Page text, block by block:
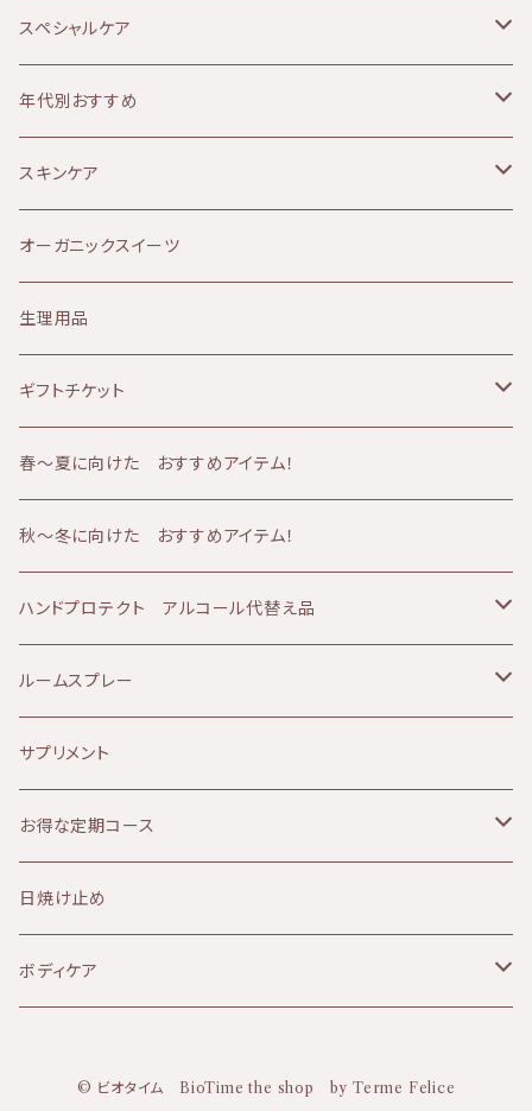
Soluna（ソルーナ）
MOON PEACH（ムーンピーチ）
アルガンオイル
Provida（プロヴィダ）
華布
山燕庵
AMBESSA & CO（アンベッサアンドコー）
yuica（ユイカ）
sisiFILLE （シシフィーユ）
Aroma France（アロマフランス）
HEMP FOREST（ヘンプフォレスト）
le sens (ルサンス）
NATURALCOSMO(ナチュラルコスモ）
HERBIVORE(ハービボア）
乾燥肌
オイリー肌
敏感肌
赤み肌
ニキビ肌
くすみ肌
アトピー肌
エイジング肌
日焼け肌
美白、シミ
しわ、ハリ、たるみ
痒み
デトックス
毛穴、ザラつき
スペシャルケア
ボディケア
リップケア
マタニティケア
シャンプー
シャワーアイテム
メンズケア
冷え
ベビーアイテム
エッセンシャルオイル
ファンデーション
ヘアケア
ヘルスケア
パック
年代別おすすめ
10代
20代
30代
40代
50代
60代
スキンケア
クレンジング
ミルククレンジング
化粧水
オイル
バーム
クリーム
美容液
乳液
アイクリーム
パック
フラワーウォーター
フェイスパウダー
オーガニックスイーツ
生理用品
ギフトチケット
フェイシャルコース
60分コース
90分コース
ボディコース
60分コース
90分コース
ボディ＆フェイシャルコース
春〜夏に向けた おすすめアイテム！
秋～冬に向けた おすすめアイテム！
ハンドプロテクト アルコール代替え品
テルメ・アクア 1リットル
テルメ・アクア 80ミリ
テルメ・アクア ハンドケアジェル
ルームスプレー
マスクスプレー
サプリメント
お得な定期コース
KIRI
6ヶ月コース
日焼け止め
ボディケア
© ビオタイム BioTime the shop by Terme Felice